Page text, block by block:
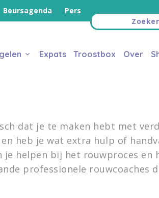
Beursagenda Pers
Expats Troostbox Over
dat je te maken hebt met
heb je wat extra hulp of
je helpen bij het rouwproces en
professionele rouwcoaches